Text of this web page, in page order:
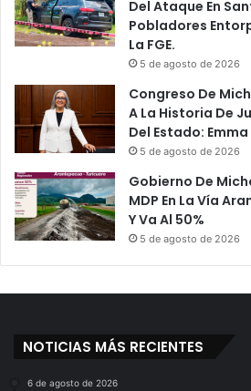
Del Ataque En
Pobladores
La FGE.
5 de agosto de 2026
Congreso De
A La Historia De
Del Estado:
5 de agosto de 2026
Gobierno De
MDP En La Vía
Y Va Al 50%
5 de agosto de 2026
NOTICIAS MÁS RECIENTES
6 de agosto de 2026